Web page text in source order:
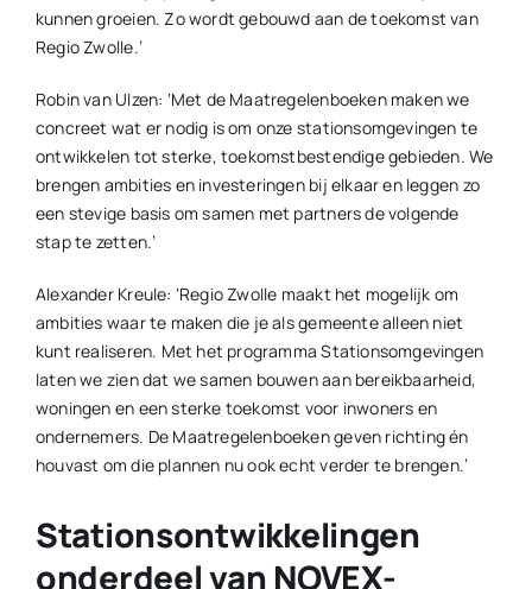
kunnen groeien. Zo wordt gebouwd aan de toekomst van
Regio Zwolle.’
Robin van Ulzen: ‘Met de Maatregelenboeken maken we
concreet wat er nodig is om onze stationsomgevingen te
ontwikkelen tot sterke, toekomstbestendige gebieden. We
brengen ambities en investeringen bij elkaar en leggen zo
een stevige basis om samen met partners de volgende
stap te zetten.’
Alexander Kreule: ‘Regio Zwolle maakt het mogelijk om
ambities waar te maken die je als gemeente alleen niet
kunt realiseren. Met het programma Stationsomgevingen
laten we zien dat we samen bouwen aan bereikbaarheid,
woningen en een sterke toekomst voor inwoners en
ondernemers. De Maatregelenboeken geven richting én
houvast om die plannen nu ook echt verder te brengen.’
Stationsontwikkelingen
onderdeel van NOVEX-